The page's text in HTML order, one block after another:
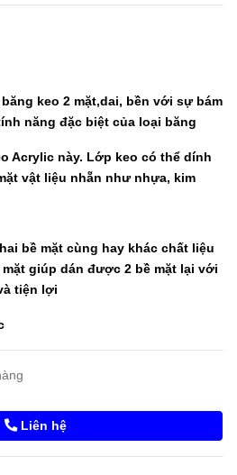
keo 2 mặt,dai, bền với sự bám
năng đặc biệt của loại băng
Acrylic này. Lớp keo có thể dính
vật liệu nhẵn như nhựa, kim
bề mặt cùng hay khác chất liệu
giúp dán được 2 bề mặt lại với
tiện lợi
Liên hệ